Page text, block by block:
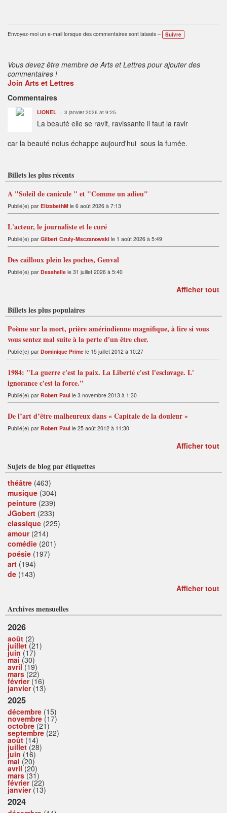
Envoyez-moi un e-mail lorsque des commentaires sont laissés – Suivre
Vous devez être membre de Arts et Lettres pour ajouter des
commentaires !
Join Arts et Lettres
Commentaires
LIONEL 3 janvier 2026 at 9:25
La beauté elle se ravit, ravissante il faut la ravir
car la beauté noius échappe aujourd'hui sous la fumée.
Billets les plus récents
A "Soleil de canicule " et "Comme un adieu"
Publié(e) par ElizabethM le 6 août 2026 à 7:13
L'acteur, le journaliste et le curé
Publié(e) par Gilbert Czuly-Msczanowski le 1 août 2026 à 5:49
Des cailloux plein les poches, Genval
Publié(e) par Deashelle le 31 juillet 2026 à 5:40
Afficher tout
Billets les plus populaires
Poème sur la mort, prière amérindienne magnifique, à lire si vous
vous sentez mal suite à la perte d'un être cher.
Publié(e) par Dominique Prime le 15 juillet 2012 à 10:27
1984: "La guerre c'est la paix. La Liberté c'est l'esclavage. L'
ignorance c'est la force."
Publié(e) par Robert Paul le 3 novembre 2013 à 1:30
De l’art d’être malheureux dans « Capitale de la douleur »
Publié(e) par Robert Paul le 25 août 2012 à 11:30
Afficher tout
Sujets de blog par étiquettes
théâtre (463)
musique (304)
peinture (239)
JGobert (233)
classique (225)
amour(214)
comédie (201)
poésie (197)
art (194)
de (143)
Afficher tout
Archives mensuelles
2026
août (2)
juillet(21)
juin (17)
mai (30)
avril(19)
mars(22)
février(16)
janvier(13)
2025
décembre (15)
novembre (17)
octobre (21)
septembre (22)
août (14)
juillet(28)
juin (16)
mai (20)
avril(20)
mars(31)
février(22)
janvier(13)
2024